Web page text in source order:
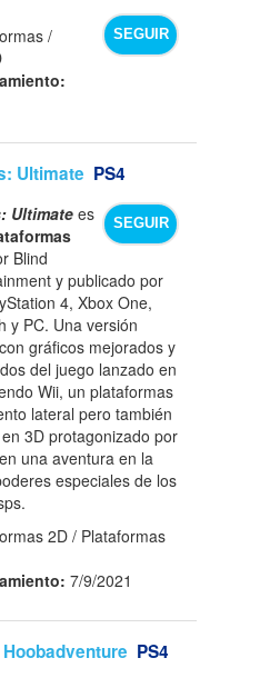
SEGUIR
/
Ultimate PS4
SEGUIR
Ultimate es
Blind
y publicado por
4, Xbox One,
y PC. Una versión
gráficos mejorados y
del juego lanzado en
Wii, un plataformas
lateral pero también
3D protagonizado por
una aventura en la
especiales de los
2D / Plataformas
7/9/2021
PS4